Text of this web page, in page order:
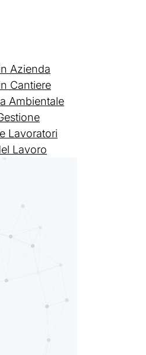
Azienda
Cantiere
Ambientale
Lavoratori
Lavoro